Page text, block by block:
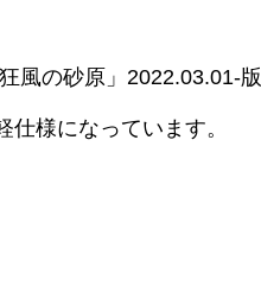
風の砂原」2022.03.01-
仕様になっています。